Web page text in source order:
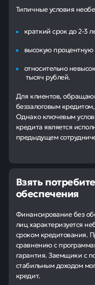
Типичные условия
краткий срок до 2-3
высокую процентную
относительно
тысяч рублей.
Для клиентов,
беззалоговым
Однако ключевым
кредита является
предыдущем
Взять
обеспечения
Финансирование без
лиц характеризуется
сроком кредитования.
сравнению с
гарантия. Заемщики с
стабильным доходом
кредит.